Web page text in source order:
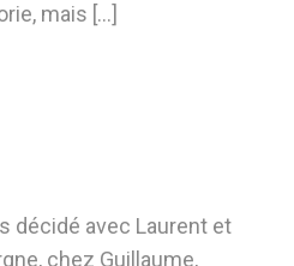
mais […]
décidé avec Laurent et
chez Guillaume,